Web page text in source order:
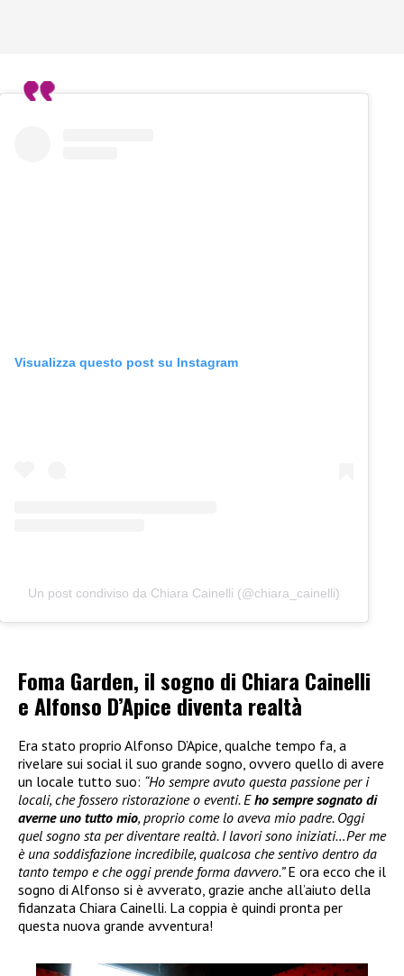
Visualizza questo post su Instagram
Un post condiviso da Chiara Cainelli (@chiara_cainelli)
Foma Garden, il sogno di Chiara Cainelli
e Alfonso D’Apice diventa realtà
Era stato proprio Alfonso D’Apice, qualche tempo fa, a
rivelare sui social il suo grande sogno, ovvero quello di avere
un locale tutto suo: “Ho sempre avuto questa passione per i
locali, che fossero ristorazione o eventi. Eho sempre sognato di
averne uno tutto mio, proprio come lo aveva mio padre. Oggi
quel sogno sta per diventare realtà. I lavori sono iniziati…Per me
è una soddisfazione incredibile, qualcosa che sentivo dentro da
tanto tempo e che oggi prende forma davvero.”E ora ecco che il
sogno di Alfonso si è avverato, grazie anche all’aiuto della
fidanzata Chiara Cainelli. La coppia è quindi pronta per
questa nuova grande avventura!